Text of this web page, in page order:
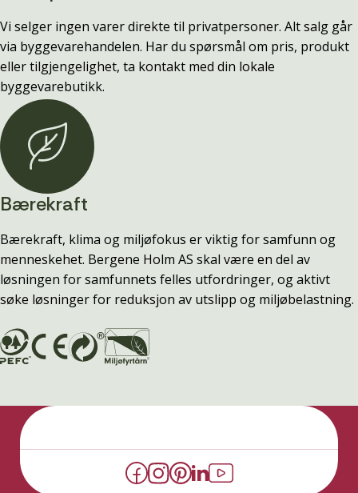
Vi selger ingen varer direkte til privatpersoner. Alt salg går
via byggevarehandelen. Har du spørsmål om pris, produkt
eller tilgjengelighet, ta kontakt med din lokale
byggevarebutikk.
Bærekraft
Bærekraft, klima og miljøfokus er viktig for samfunn og
menneskehet. Bergene Holm AS skal være en del av
løsningen for samfunnets felles utfordringer, og aktivt
søke løsninger for reduksjon av utslipp og miljøbelastning.